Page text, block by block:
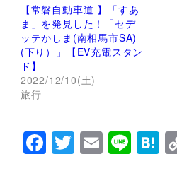
し
い
ウ
ィ
ン
ド
ウ
で
開
き
ま
ク
し
て
く
だ
さ
新
ド
ウ
で
【常磐自動車道 】「すあ
ま」を発見した！「セデ
ッテかしま(南相馬市SA)
(下り）」【EV充電スタン
ド】
2022/12/10(土)
旅行
F T E Li H